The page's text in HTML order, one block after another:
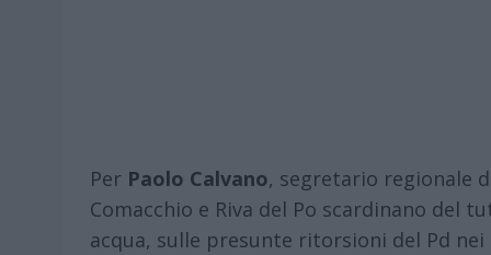
Per Paolo Calvano, segretario regionale
Comacchio e Riva del Po scardinano del
acqua, sulle presunte ritorsioni del Pd